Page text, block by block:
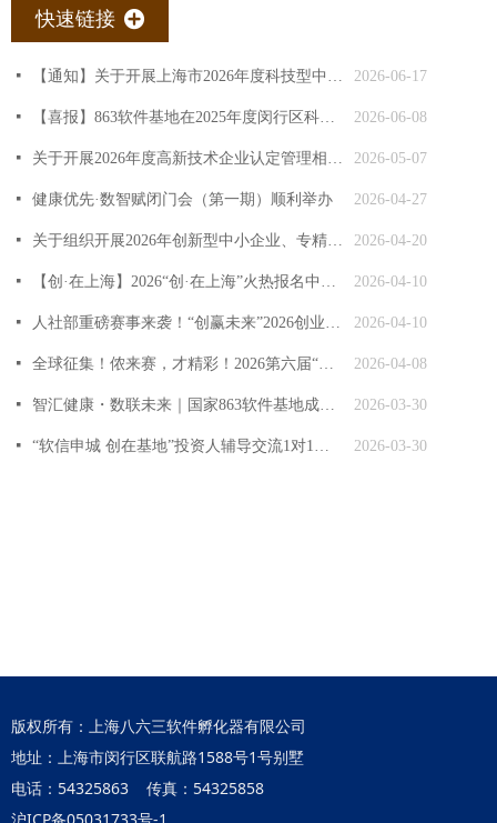
快速链接 끴
2026-06-17
넷 【通知】关于开展上海市2026年度科技型中小企业评价工作的通知
2026-06-08
넷 【喜报】863软件基地在2025年度闵行区科技创新创业载体绩效评估中获得优秀
2026-05-07
넷 关于开展2026年度高新技术企业认定管理相关工作的通知
2026-04-27
넷 健康优先·数智赋闭门会（第一期）顺利举办
2026-04-20
넷 关于组织开展2026年创新型中小企业、专精特新中小企业培育工作（第二批）的通知
2026-04-10
넷 【创·在上海】2026“创·在上海”火热报名中！申报操作指南请查收
2026-04-10
넷 人社部重磅赛事来袭！“创赢未来”2026创业大赛上海选拔赛正式启动报名！
2026-04-08
넷 全球征集！侬来赛，才精彩！2026第六届“海聚英才”全球创新创业大赛正式开启报名
2026-03-30
넷 智汇健康・数联未来｜国家863软件基地成功举办交大健康长三角数智创新投融资路演会
2026-03-30
넷 “软信申城 创在基地”投资人辅导交流1对1活动在国家863软件基地圆满落幕！
版权所有：上海八六三软件孵化器有限公司
地址：上海市闵行区联航路1588号1号别墅
电话：54325863 传真：54325858